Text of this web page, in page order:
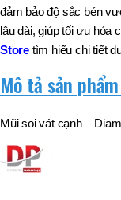
đảm bảo độ sắc bén
lâu dài, giúp tối ưu hóa
Store tìm hiểu chi tiết
Mô tả sản
Mũi soi vát cạnh –